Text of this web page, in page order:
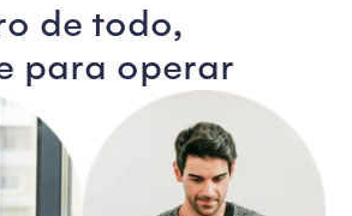
de todo,
para operar